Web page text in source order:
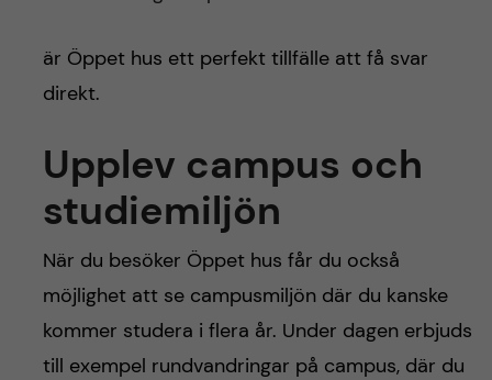
är Öppet hus ett perfekt tillfälle att få svar
direkt.
Upplev campus och
studiemiljön
När du besöker Öppet hus får du också
möjlighet att se campusmiljön där du kanske
kommer studera i flera år. Under dagen erbjuds
till exempel rundvandringar på campus, där du